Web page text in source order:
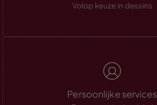
Volop keuze in dessins
Persoonlijke services